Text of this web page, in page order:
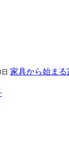
家具から始まる